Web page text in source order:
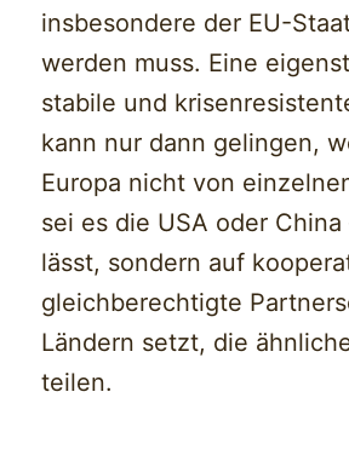
insbesondere der EU-
werden muss. Eine
stabile und
kann nur dann gelingen,
Europa nicht von
sei es die USA oder
lässt, sondern auf
gleichberechtigte
Ländern setzt, die
teilen.